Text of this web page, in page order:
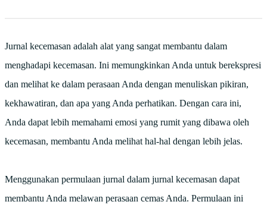
Jurnal kecemasan adalah alat yang sangat membantu dalam
menghadapi kecemasan. Ini memungkinkan Anda untuk berekspresi
dan melihat ke dalam perasaan Anda dengan menuliskan pikiran,
kekhawatiran, dan apa yang Anda perhatikan. Dengan cara ini,
Anda dapat lebih memahami emosi yang rumit yang dibawa oleh
kecemasan, membantu Anda melihat hal-hal dengan lebih jelas.
Menggunakan permulaan jurnal dalam jurnal kecemasan dapat
membantu Anda melawan perasaan cemas Anda. Permulaan ini